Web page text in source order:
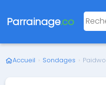
Parrainage.co
Accueil › Sondages ›